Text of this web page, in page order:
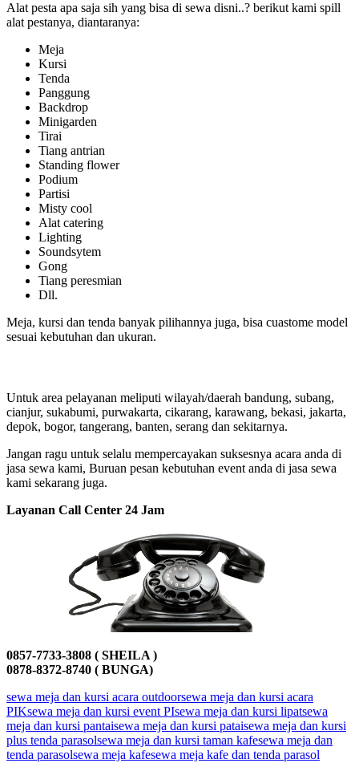
Alat pesta apa saja sih yang bisa di sewa disni..? berikut kami spill
alat pestanya, diantaranya:
Meja
Kursi
Tenda
Panggung
Backdrop
Minigarden
Tirai
Tiang antrian
Standing flower
Podium
Partisi
Misty cool
Alat catering
Lighting
Soundsytem
Gong
Tiang peresmian
Dll.
Meja, kursi dan tenda banyak pilihannya juga, bisa cuastome model
sesuai kebutuhan dan ukuran.
Untuk area pelayanan meliputi wilayah/daerah bandung, subang,
cianjur, sukabumi, purwakarta, cikarang, karawang, bekasi, jakarta,
depok, bogor, tangerang, banten, serang dan sekitarnya.
Jangan ragu untuk selalu mempercayakan suksesnya acara anda di
jasa sewa kami, Buruan pesan kebutuhan event anda di jasa sewa
kami sekarang juga.
Layanan Call Center 24 Jam
0857-7733-3808 ( SHEILA )
0878-8372-8740 ( BUNGA)
sewa meja dan kursi acara outdoorsewa meja dan kursi acara
PIKsewa meja dan kursi event PIsewa meja dan kursi lipatsewa
meja dan kursi pantaisewa meja dan kursi pataisewa meja dan kursi
plus tenda parasolsewa meja dan kursi taman kafesewa meja dan
tenda parasolsewa meja kafesewa meja kafe dan tenda parasol